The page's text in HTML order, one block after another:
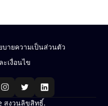
บายความเป็นส่วนตัว
เงื่อนไข
สงวนลิขสิทธิ์.